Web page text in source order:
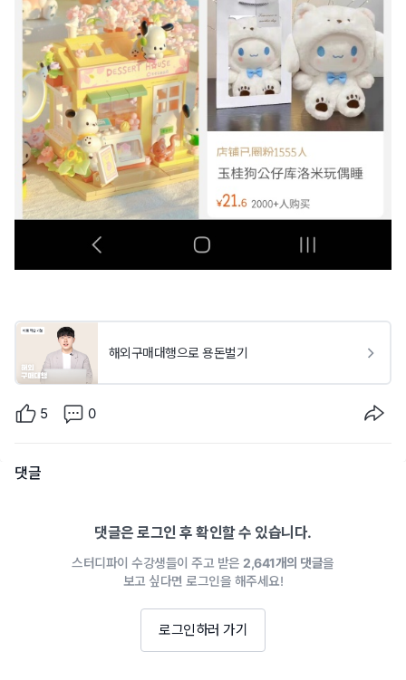
해외구매대행으로 용돈벌기
5 0
댓글
댓글은 로그인 후 확인할 수 있습니다.
스터디파이 수강생들이 주고 받은 2,641개의 댓글을
보고 싶다면 로그인을 해주세요!
로그인하러 가기